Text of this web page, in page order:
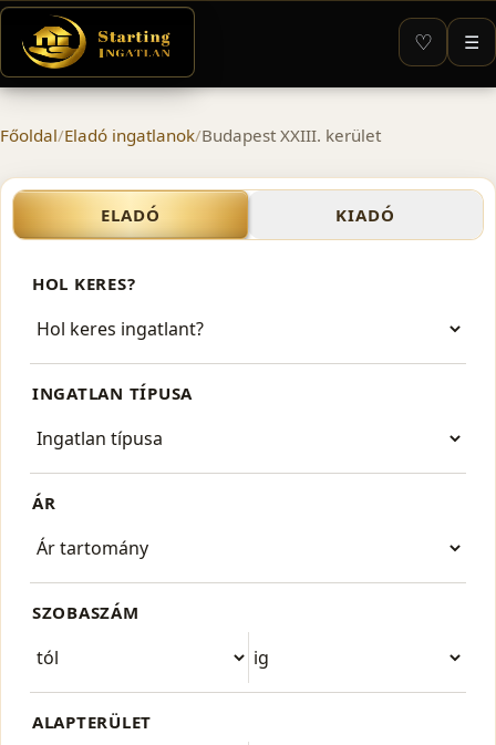
♡ ☰
Főoldal/Eladó ingatlanok/Budapest XXIII. kerület
Eladó ingatlanok –
ELADÓ KIADÓ
HOL KERES?
INGATLAN TÍPUSA
ÁR
SZOBASZÁM
ALAPTERÜLET